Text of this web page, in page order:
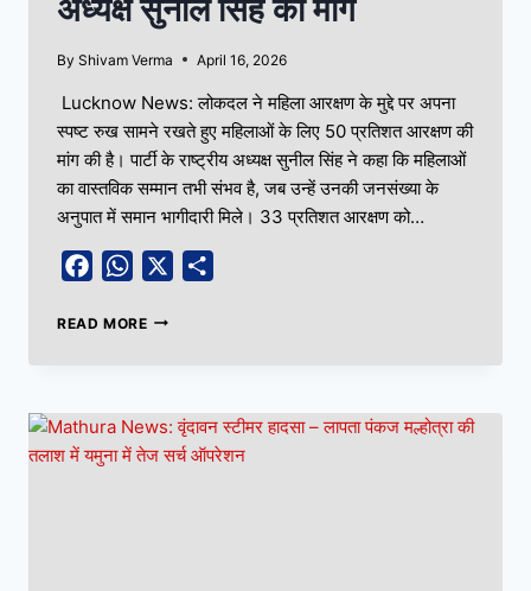
अध्यक्ष सुनील सिंह की मांग
By Shivam Verma April 16, 2026
Lucknow News: लोकदल ने महिला आरक्षण के मुद्दे पर अपना
स्पष्ट रुख सामने रखते हुए महिलाओं के लिए 50 प्रतिशत आरक्षण की
मांग की है। पार्टी के राष्ट्रीय अध्यक्ष सुनील सिंह ने कहा कि महिलाओं
का वास्तविक सम्मान तभी संभव है, जब उन्हें उनकी जनसंख्या के
अनुपात में समान भागीदारी मिले। 33 प्रतिशत आरक्षण को…
FacebookWhatsApp
READ MORE